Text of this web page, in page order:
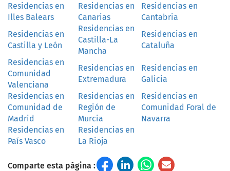
Residencias en
Illes Balears
Residencias en
Canarias
Residencias en
Cantabria
Residencias en
Castilla y León
Residencias en
Castilla-La
Mancha
Residencias en
Cataluña
Residencias en
Comunidad
Valenciana
Residencias en
Extremadura
Residencias en
Galicia
Residencias en
Comunidad de
Madrid
Residencias en
Región de
Murcia
Residencias en
Comunidad Foral de
Navarra
Residencias en
País Vasco
Residencias en
La Rioja
Comparte esta página :